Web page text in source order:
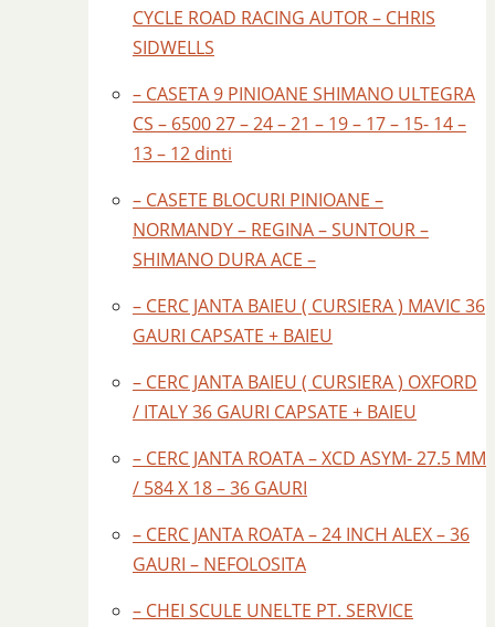
CYCLE ROAD RACING AUTOR – CHRIS
SIDWELLS
– CASETA 9 PINIOANE SHIMANO ULTEGRA
CS – 6500 27 – 24 – 21 – 19 – 17 – 15- 14 –
13 – 12 dinti
– CASETE BLOCURI PINIOANE –
NORMANDY – REGINA – SUNTOUR –
SHIMANO DURA ACE –
– CERC JANTA BAIEU ( CURSIERA ) MAVIC 36
GAURI CAPSATE + BAIEU
– CERC JANTA BAIEU ( CURSIERA ) OXFORD
/ ITALY 36 GAURI CAPSATE + BAIEU
– CERC JANTA ROATA – XCD ASYM- 27.5 MM
/ 584 X 18 – 36 GAURI
– CERC JANTA ROATA – 24 INCH ALEX – 36
GAURI – NEFOLOSITA
– CHEI SCULE UNELTE PT. SERVICE